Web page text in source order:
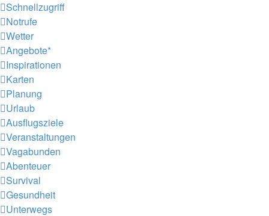
Schnellzugriff
Notrufe
Wetter
Angebote*
Inspirationen
Karten
Planung
Urlaub
Ausflugsziele
Veranstaltungen
Vagabunden
Abenteuer
Survival
Gesundheit
Unterwegs